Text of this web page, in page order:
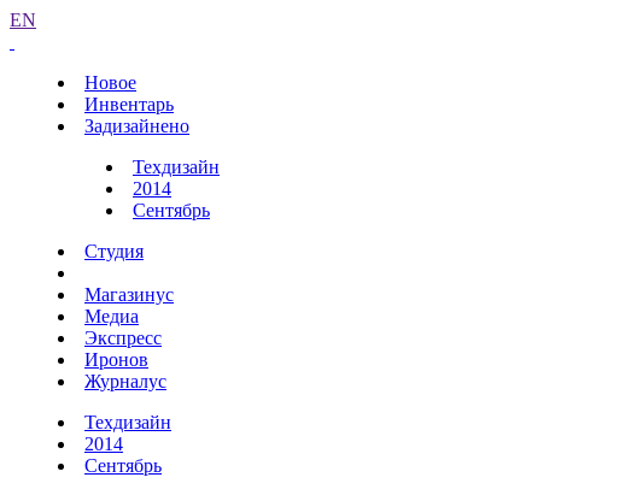
EN
Новое
Инвентарь
Задизайнено
Техдизайн
2014
Сентябрь
Студия
Магазинус
Медиа
Экспресс
Иронов
Журналус
Техдизайн
2014
Сентябрь